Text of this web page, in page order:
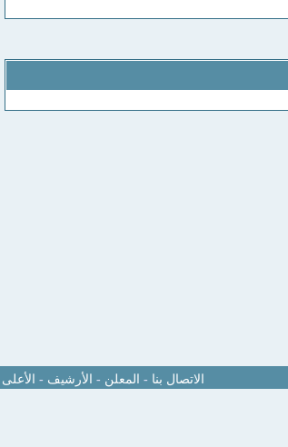
الاتصال بنا - المعلن - الأرشيف - الأعلى